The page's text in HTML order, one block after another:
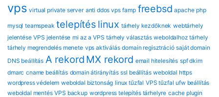
vps virtual private server anti ddos vps famp freebsd apache php
mysql teamspeak telepítés linux tárhely kezdőknek webtárhely
jelentése VPS jelentése mi az a VPS tárhely választás weboldalhoz tárhely
tárhely megrendelés menete vps aktiválás domain regisztráció saját domain
DNS beállítás A rekord MX rekord email hitelesítés spf dkim
dmarc cname beállítás domain átirányítás ssl beállítás weboldal https
wordpress védelem weboldal biztonság linux tűzfal VPS tűzfal ufw beállítás
weboldal mentés VPS backup wordpress telepítés tárhelyre cache plugin